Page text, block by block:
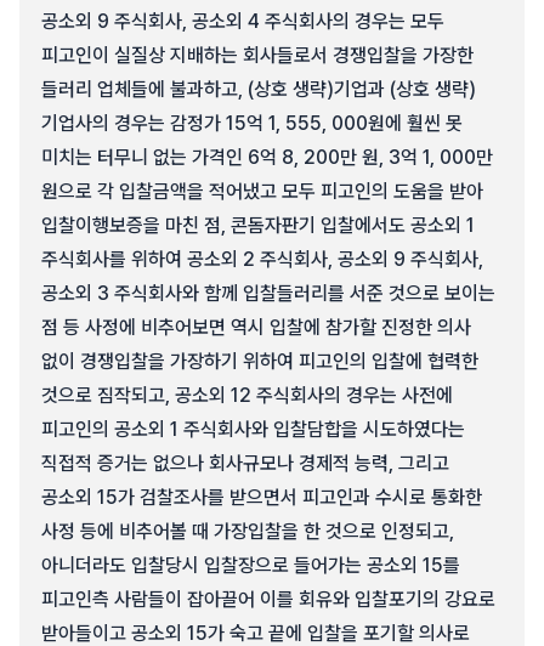
공소외 9 주식회사, 공소외 4 주식회사의 경우는 모두
피고인이 실질상 지배하는 회사들로서 경쟁입찰을 가장한
들러리 업체들에 불과하고, (상호 생략)기업과 (상호 생략)
기업사의 경우는 감정가 15억 1, 555, 000원에 훨씬 못
미치는 터무니 없는 가격인 6억 8, 200만 원, 3억 1, 000만
원으로 각 입찰금액을 적어냈고 모두 피고인의 도움을 받아
입찰이행보증을 마친 점, 콘돔자판기 입찰에서도 공소외 1
주식회사를 위하여 공소외 2 주식회사, 공소외 9 주식회사,
공소외 3 주식회사와 함께 입찰들러리를 서준 것으로 보이는
점 등 사정에 비추어보면 역시 입찰에 참가할 진정한 의사
없이 경쟁입찰을 가장하기 위하여 피고인의 입찰에 협력한
것으로 짐작되고, 공소외 12 주식회사의 경우는 사전에
피고인의 공소외 1 주식회사와 입찰담합을 시도하였다는
직접적 증거는 없으나 회사규모나 경제적 능력, 그리고
공소외 15가 검찰조사를 받으면서 피고인과 수시로 통화한
사정 등에 비추어볼 때 가장입찰을 한 것으로 인정되고,
아니더라도 입찰당시 입찰장으로 들어가는 공소외 15를
피고인측 사람들이 잡아끌어 이를 회유와 입찰포기의 강요로
받아들이고 공소외 15가 숙고 끝에 입찰을 포기할 의사로